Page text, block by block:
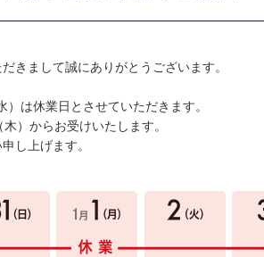
きまして誠にありがとうございます。
は休業日とさせていただきます。
）からお受けいたします。
し上げます。